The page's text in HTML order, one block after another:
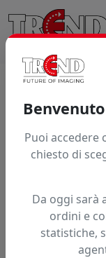
Articolo non
Hai trovato
Fai una
Puoi accedere
chiesto di
Da oggi sarà
ordini e
statistiche,